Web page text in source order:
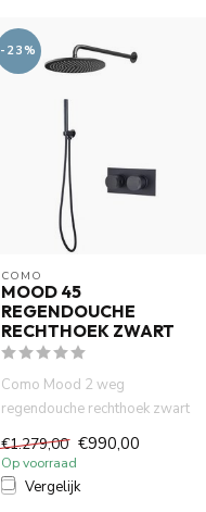
-23%
COMO
MOOD 45
REGENDOUCHE
RECHTHOEK ZWART
Como Mood 2 weg
regendouche rechthoek zwart
ingebouw...
€1.279,00 €990,00
Op voorraad
Vergelijk